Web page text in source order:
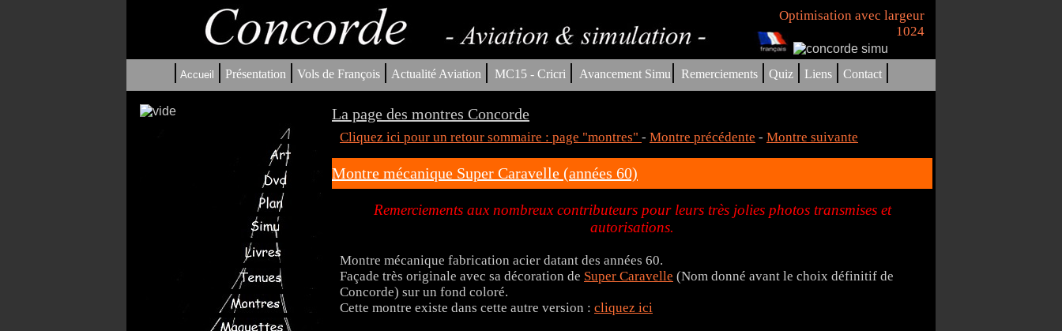
Optimisation avec largeur
1024
| Accueil | Présentation | Vols de François | Actualité Aviation | MC15 - Cricri | Avancement Simu| Remerciements | Quiz | Liens | Contact |
La page des montres Concorde
Cliquez ici pour un retour sommaire : page "montres" - Montre précédente - Montre suivante
Montre mécanique Super Caravelle (années 60)
Remerciements aux nombreux contributeurs pour leurs très jolies photos transmises et
autorisations.
Montre mécanique fabrication acier datant des années 60.
Façade très originale avec sa décoration de Super Caravelle (Nom donné avant le choix définitif de
Concorde) sur un fond coloré.
Cette montre existe dans cette autre version : cliquez ici